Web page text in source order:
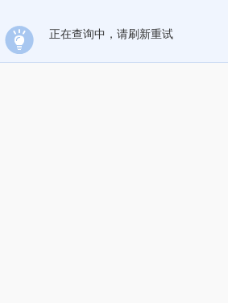
正在查询中，请刷新重试